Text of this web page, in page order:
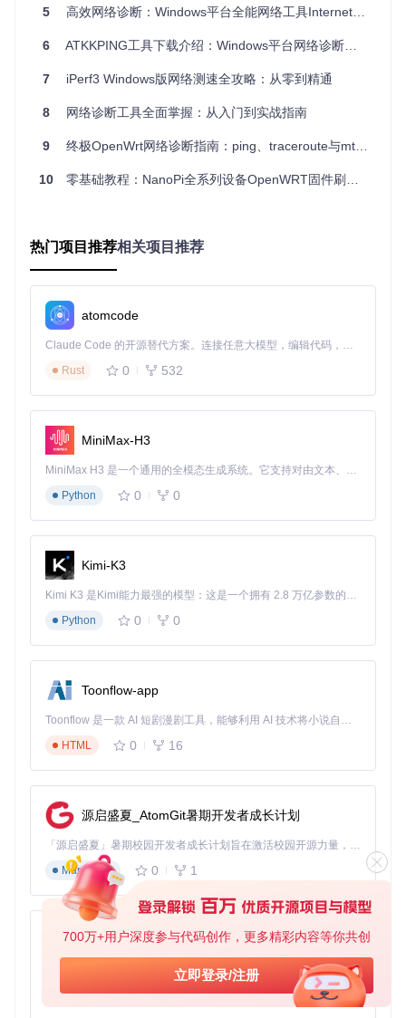
700万+用户深度参与代码创作，更多精彩内容等你共创
立即登录/注册
因。
🎮游戏延迟优化
置。
📡新网络安装调试
题。
5分钟上手：三步完成安装
💡 按下 Win+X打开菜单，选择"终端"，粘贴以下命令并按回
winget install trippy
Mac系统
Linux系统
💡 根据你的系统选择以下命令：
# Ubuntu/Debian系统
sudo apt install trippy
# Fedora/RHEL系统
sudo dnf install trippy
# Arch Linux系统
sudo
clone https://gitcode.com/GitHub_Trending/tr/trippy
trippy
# 进入代码目录
cargo install --locked --path crates/trippy
实战操作：只需记住这几个命令
基础网络检测
💡 最简单的用法，检测到目标网站的网络路径：
trip example.com # 把example.com换成你想检测的网站，如
运行后会看到类似下面的界面，展示从你的电脑到目标网站的
每一段路程：
5 高效网络诊断：Windows平台全能网络工具InternetTest使用指南
6 ATKKPING工具下载介绍：Windows平台网络诊断利器
7 iPerf3 Windows版网络测速全攻略：从零到精通
8 网络诊断工具全面掌握：从入门到实战指南
9 终极OpenWrt网络诊断指南：ping、traceroute与mtr工具一键集成
10 零基础教程：NanoPi全系列设备OpenWRT固件刷写与优化指南
热门项目推荐相关项目推荐
atomcode
Claude Code 的开源替代方案。连接任意大模型，编辑代码，运行命令，自动验证 — 全自动执行。用 Rust 构建，极致性能。 ｜ An open-source alternative to Claude Code. Connect any LLM, edit code, run commands, and verify changes — autonomously. Built in Rust for speed. Get Started
Rust
0 532
MiniMax-H3
MiniMax H3 是一个通用的全模态生成系统。它支持对由文本、图像、视频和音频组成的多模态上下文进行统一理解，并能生成分辨率高达 2K、时长可达 15 秒的带原生立体声音频的视频。得益于面向任务泛化的系统设计，H3 在预训练阶段就已具备广泛的多模态上下文理解与生成能力，能够出色地执行复杂的多模态指令。
Python
0 0
Kimi-K3
Kimi K3 是Kimi能力最强的模型：这是一个拥有 2.8 万亿参数的混合专家（MoE）模型，具备原生视觉理解能力，并支持 100 万 token 的上下文窗口。
Python
0 0
Toonflow-app
Toonflow 是一款 AI 短剧漫剧工具，能够利用 AI 技术将小说自动转化为剧本，并结合 AI 生成的图片和视频，实现高效的短剧创作。借助 Toonflow，可以轻松完成从文字到影像的全流程，让短剧制作变得更加智能与便捷。
HTML
0 16
源启盛夏_AtomGit暑期开发者成长计划
「源启盛夏」暑期校园开发者成长计划旨在激活校园开源力量，通过积分激励、认证扶持、资源倾斜等形式，引导高校组织和开发者完成「入驻 — 建项目 — 做贡献 — 获认证 — 得资源」的完整闭环。无论你是想带领社团入驻平台的组织者，还是希望用代码贡献证明自己的开发者，都能在这里找到属于你的成长路径。
Markdown
0 1
AionUi
免费、本地、开源的 24/7 全天候 Cowork 应用，以及适用于 Gemini CLI、Claude Code、Codex、OpenCode、Qwen Code、Goose CLI、Auggie 等的 OpenClaw | 🌟 喜欢就点star吧
TypeScript
0 6